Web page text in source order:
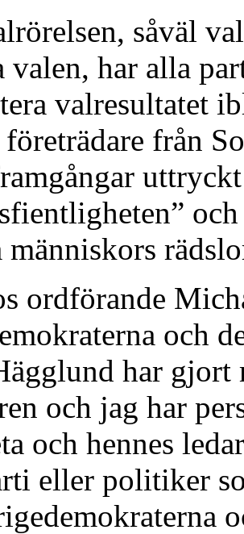
såväl
valen, har alla
valresultatet
från
människors
ordförande
och
har
och jag har
och hennes
eller politiker